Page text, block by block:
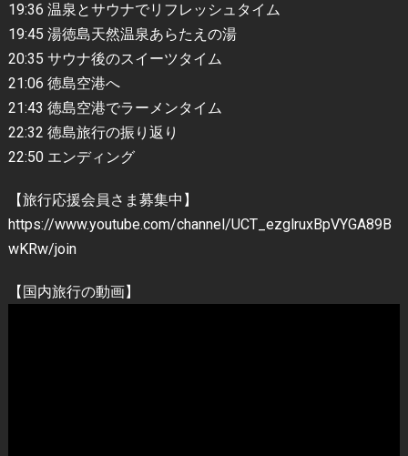
19:36 温泉とサウナでリフレッシュタイム
19:45 湯徳島天然温泉あらたえの湯
20:35 サウナ後のスイーツタイム
21:06 徳島空港へ
21:43 徳島空港でラーメンタイム
22:32 徳島旅行の振り返り
22:50 エンディング
【旅行応援会員さま募集中】
https://www.youtube.com/channel/UCT_ezglruxBpVYGA89B
wKRw/join
【国内旅行の動画】